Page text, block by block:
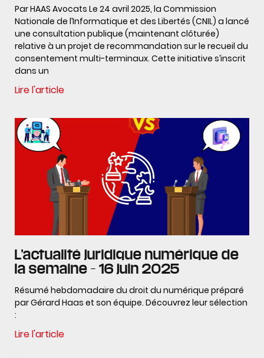
Par HAAS Avocats Le 24 avril 2025, la Commission
Nationale de l’Informatique et des Libertés (CNIL) a lancé
une consultation publique (maintenant clôturée)
relative à un projet de recommandation sur le recueil du
consentement multi-terminaux. Cette initiative s’inscrit
dans un
Lire l'article
L’actualité juridique numérique de
la semaine – 16 juin 2025
Résumé hebdomadaire du droit du numérique préparé
par Gérard Haas et son équipe. Découvrez leur sélection
:
Lire l'article